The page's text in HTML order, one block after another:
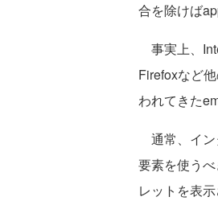
合を除けば
事実上、
Firefoxなど
われてきた
通常、イン
要素を使う
レットを表